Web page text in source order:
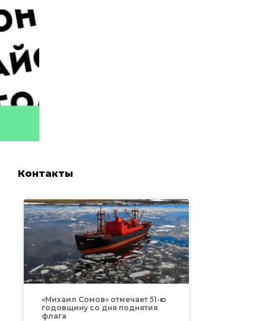
Контакты
«Михаил Сомов» отмечает 51-ю
годовщину со дня поднятия
флага